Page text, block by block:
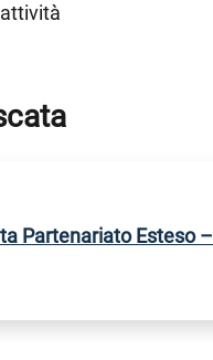
Partenariato Esteso –